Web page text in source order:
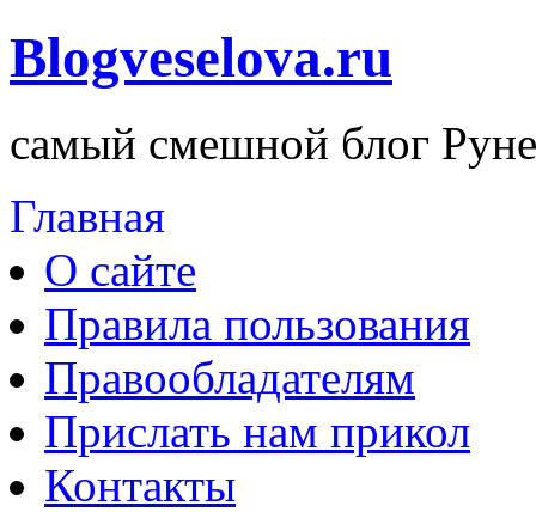
Blogveselova.ru
самый смешной блог
Главная
О сайте
Правила пользования
Правообладателям
Прислать нам прикол
Контакты